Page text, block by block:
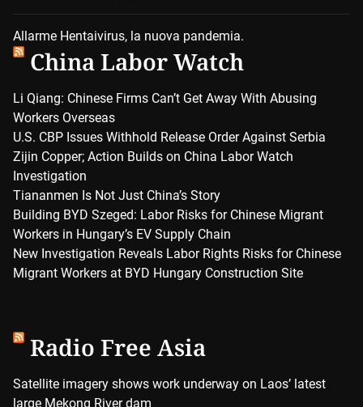
Allarme Hentaivirus, la nuova pandemia.
China Labor Watch
Li Qiang: Chinese Firms Can’t Get Away With Abusing
Workers Overseas
U.S. CBP Issues Withhold Release Order Against Serbia
Zijin Copper; Action Builds on China Labor Watch
Investigation
Tiananmen Is Not Just China’s Story
Building BYD Szeged: Labor Risks for Chinese Migrant
Workers in Hungary’s EV Supply Chain
New Investigation Reveals Labor Rights Risks for Chinese
Migrant Workers at BYD Hungary Construction Site
Radio Free Asia
Satellite imagery shows work underway on Laos’ latest
large Mekong River dam